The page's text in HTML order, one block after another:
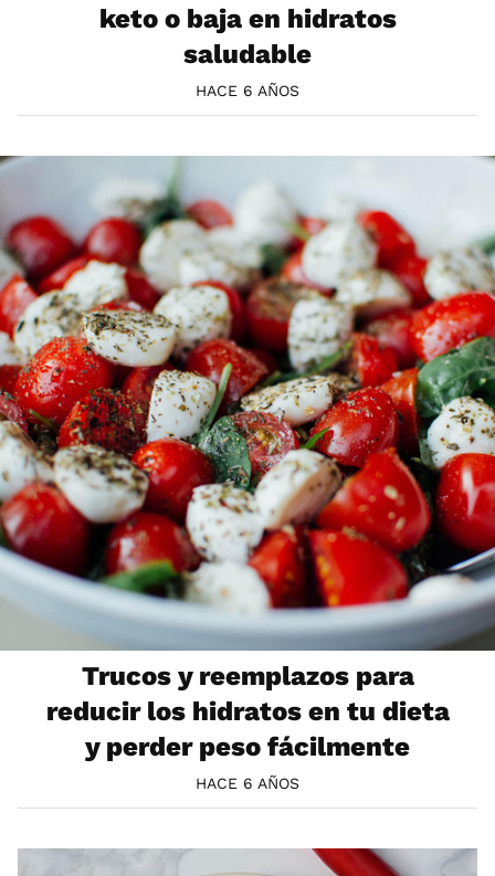
keto o baja en hidratos
saludable
HACE 6 AÑOS
Trucos y reemplazos para
reducir los hidratos en tu dieta
y perder peso fácilmente
HACE 6 AÑOS